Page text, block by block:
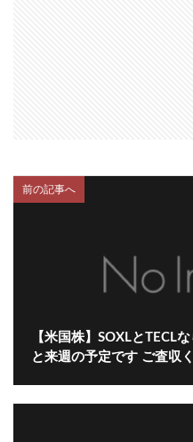
前の記事へ
【米国株】SOXLとTECL
と来週の予定です ご査収